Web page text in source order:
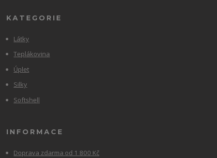
KATEGORIE
Látky
Teplákovina
Úplet
Silky
Softshell
INFORMACE
Doprava zdarma od 1 800 Kč